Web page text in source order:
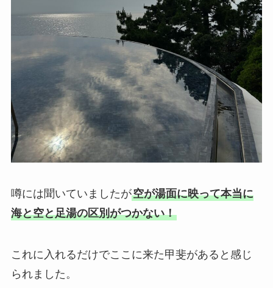
噂には聞いていましたが空が湯面に映って本当に
海と空と足湯の区別がつかない！
これに入れるだけでここに来た甲斐があると感じ
られました。